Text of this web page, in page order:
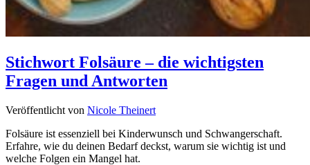
Stichwort Folsäure – die wichtigsten
Fragen und Antworten
Veröffentlicht von Nicole Theinert
Folsäure ist essenziell bei Kinderwunsch und Schwangerschaft.
Erfahre, wie du deinen Bedarf deckst, warum sie wichtig ist und
welche Folgen ein Mangel hat.